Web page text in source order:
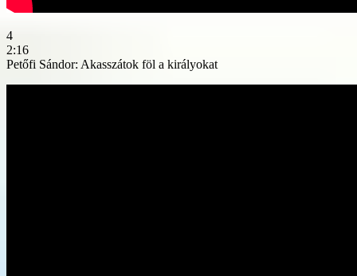
4
2:16
Petőfi Sándor: Akasszátok föl a királyokat